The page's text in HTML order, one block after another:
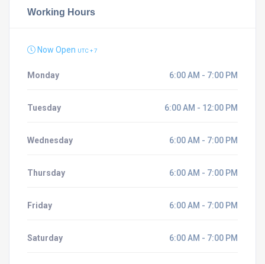
Working Hours
Now Open UTC + 7
Monday 6:00 AM - 7:00 PM
Tuesday 6:00 AM - 12:00 PM
Wednesday 6:00 AM - 7:00 PM
Thursday 6:00 AM - 7:00 PM
Friday 6:00 AM - 7:00 PM
Saturday 6:00 AM - 7:00 PM